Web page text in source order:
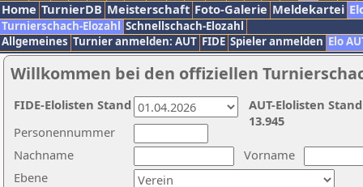
Home TurnierDB Meisterschaft Foto-Galerie Meldekartei
Turnierschach-Elozahl Schnellschach-Elozahl
Allgemeines Turnier anmelden: AUT FIDE Spieler anmelden Elo
Willkommen bei den offiziellen
Nachname
Vorname
Ebene
Personennummer
AUT-Elolisten
13.945
FIDE-Elolisten Stand